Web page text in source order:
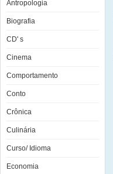
Antropologia
Biografia
CD' s
Cinema
Comportamento
Conto
Crônica
Culinária
Curso/ Idioma
Economia